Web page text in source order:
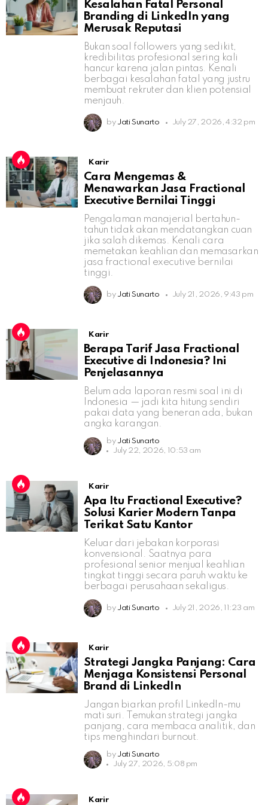
Kesalahan Fatal Personal
Branding di LinkedIn yang
Merusak Reputasi
Bukan soal followers yang sedikit,
kredibilitas profesional sering kali
hancur karena jalan pintas. Kenali
berbagai kesalahan fatal yang justru
membuat rekruter dan klien potensial
menjauh.
by Jati Sunarto July 27, 2026, 4:32 pm
Karir
Cara Mengemas &
Menawarkan Jasa Fractional
Executive Bernilai Tinggi
Pengalaman manajerial bertahun-
tahun tidak akan mendatangkan cuan
jika salah dikemas. Kenali cara
memetakan keahlian dan memasarkan
jasa fractional executive bernilai
tinggi.
by Jati Sunarto July 21, 2026, 9:43 pm
Karir
Berapa Tarif Jasa Fractional
Executive di Indonesia? Ini
Penjelasannya
Belum ada laporan resmi soal ini di
Indonesia — jadi kita hitung sendiri
pakai data yang beneran ada, bukan
angka karangan.
by Jati Sunarto
July 22, 2026, 10:53 am
Karir
Apa Itu Fractional Executive?
Solusi Karier Modern Tanpa
Terikat Satu Kantor
Keluar dari jebakan korporasi
konvensional. Saatnya para
profesional senior menjual keahlian
tingkat tinggi secara paruh waktu ke
berbagai perusahaan sekaligus.
by Jati Sunarto July 21, 2026, 11:23 am
Karir
Strategi Jangka Panjang: Cara
Menjaga Konsistensi Personal
Brand di LinkedIn
Jangan biarkan profil LinkedIn-mu
mati suri. Temukan strategi jangka
panjang, cara membaca analitik, dan
tips menghindari burnout.
by Jati Sunarto
July 27, 2026, 5:08 pm
Karir